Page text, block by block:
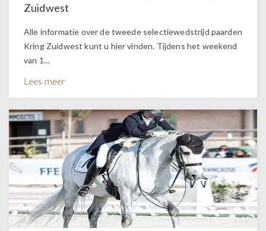
Zuidwest
Alle informatie over de tweede selectiewedstrijd paarden
Kring Zuidwest kunt u hier vinden. Tijdens het weekend
van 1…
Lees meer